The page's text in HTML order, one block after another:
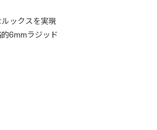
ックスを実現
6mmラジッド